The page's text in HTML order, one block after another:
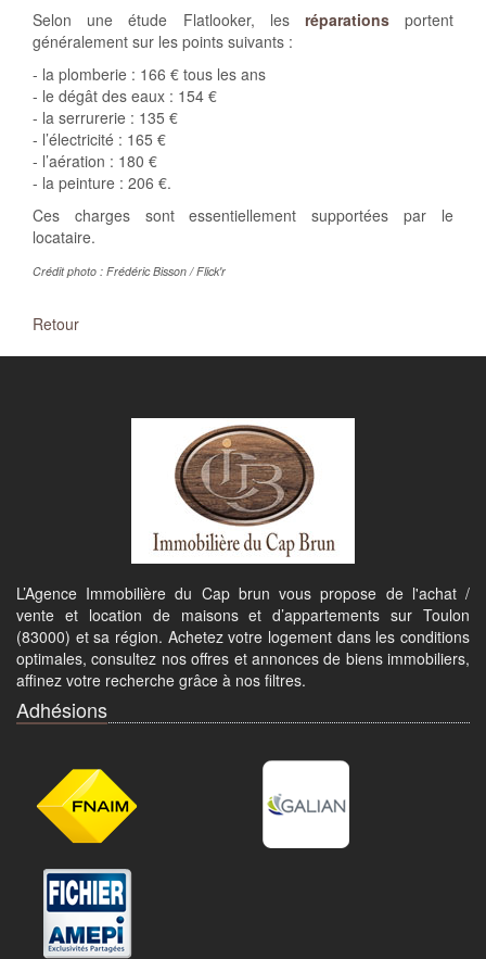
Selon une étude Flatlooker, les réparationsportent
généralement sur les points suivants :
- la plomberie : 166 € tous les ans
- le dégât des eaux : 154 €
- la serrurerie : 135 €
- l’électricité : 165 €
- l’aération : 180 €
- la peinture : 206 €.
Ces charges sont essentiellement supportées par le
locataire.
Crédit photo : Frédéric Bisson / Flick'r
Retour
L’Agence Immobilière du Cap brun vous propose de l'achat /
vente et location de maisons et d’appartements sur Toulon
(83000) et sa région. Achetez votre logement dans les conditions
optimales, consultez nos offres et annonces de biens immobiliers,
affinez votre recherche grâce à nos filtres.
Adhésions